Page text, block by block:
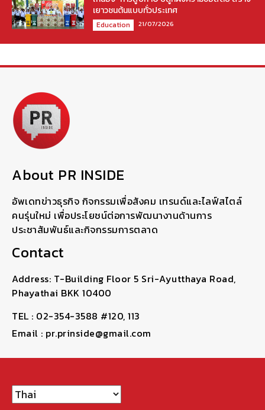
เยาวชนต้นแบบทั่วประเทศ
Education 21/07/2026
About PR INSIDE
อัพเดทข่าวธุรกิจ กิจกรรมเพื่อสังคม เทรนด์และไลฟ์สไตล์
คนรุ่นใหม่ เพื่อประโยชน์ต่อการพัฒนางานด้านการ
ประชาสัมพันธ์และกิจกรรมการตลาด
Contact
Address: T-Building Floor 5 Sri-Ayutthaya Road,
Phayathai BKK 10400
TEL : 02-354-3588 #120, 113
Email : pr.prinside@gmail.com